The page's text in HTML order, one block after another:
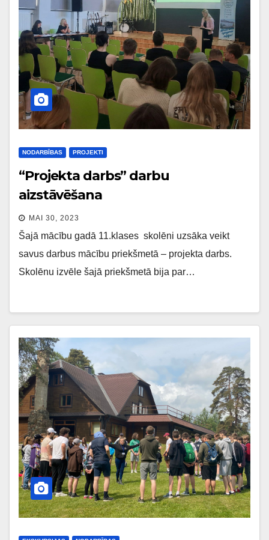
NODARBĪBAS PROJEKTI
“Projekta darbs” darbu
aizstāvēšana
MAI 30, 2023
Šajā mācību gadā 11.klases skolēni uzsāka veikt
savus darbus mācību priekšmetā – projekta darbs.
Skolēnu izvēle šajā priekšmetā bija par…